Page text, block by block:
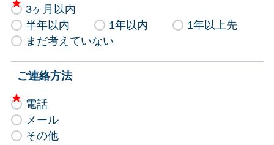
3ヶ月以内
半年以内
1年以内
1年以上先
まだ考えていない
ご連絡方法
電話
メール
その他